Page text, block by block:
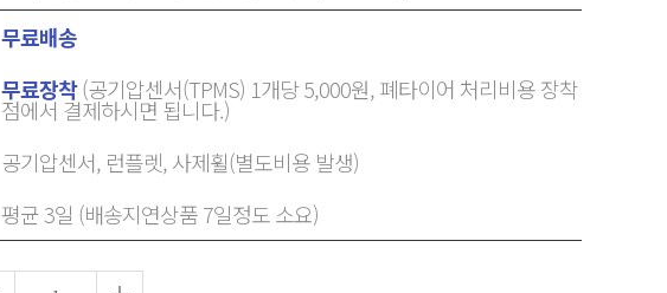
무료배송
무료장착(공기압센서(TPMS) 1개당 5,000원, 폐타이어 처리비용 장착
점에서 결제하시면 됩니다.)
공기압센서, 런플렛, 사제휠(별도비용 발생)
평균 3일 (배송지연상품 7일정도 소요)